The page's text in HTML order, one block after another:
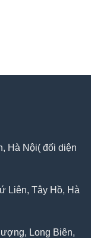
Hà Nội( đối diện
Liên, Tây Hồ, Hà
Long Biên,